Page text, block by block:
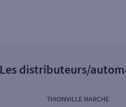
Les distributeurs/
THIONVILLE MARCHE